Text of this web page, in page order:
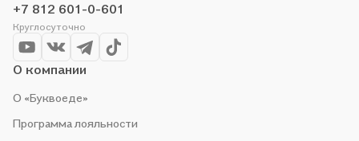
+7 812 601-0-601
Круглосуточно
О компании
О «Буквоеде»
Программа лояльности